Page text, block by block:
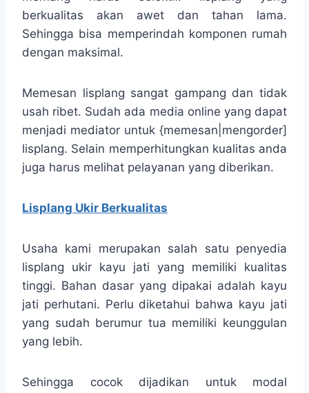
berkualitas akan awet dan tahan lama.
Sehingga bisa memperindah komponen rumah
dengan maksimal.
Memesan lisplang sangat gampang dan tidak
usah ribet. Sudah ada media online yang dapat
menjadi mediator untuk {memesan|mengorder]
lisplang. Selain memperhitungkan kualitas anda
juga harus melihat pelayanan yang diberikan.
Lisplang Ukir Berkualitas
Usaha kami merupakan salah satu penyedia
lisplang ukir kayu jati yang memiliki kualitas
tinggi. Bahan dasar yang dipakai adalah kayu
jati perhutani. Perlu diketahui bahwa kayu jati
yang sudah berumur tua memiliki keunggulan
yang lebih.
Sehingga cocok dijadikan untuk modal